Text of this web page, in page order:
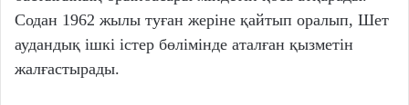
Содан 1962 жылы туған жеріне қайтып оралып, Шет
аудандық ішкі істер бөлімінде аталған қызметін
жалғастырады.